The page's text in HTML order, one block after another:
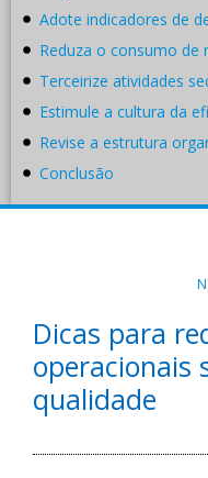
Adote indicadores de
Reduza o consumo de
Terceirize atividades
Estimule a cultura da
Revise a estrutura
Conclusão
Dicas para
operacionais
qualidade